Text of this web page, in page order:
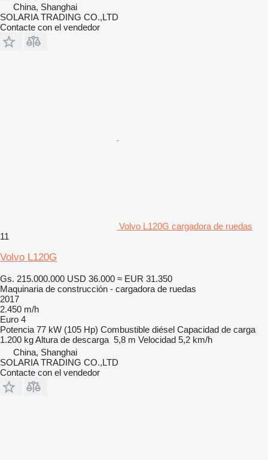
China, Shanghai
SOLARIA TRADING CO.,LTD
Contacte con el vendedor
Volvo L120G cargadora de ruedas
11
Volvo L120G
Gs. 215.000.000 USD 36.000 ≈ EUR 31.350
Maquinaria de construcción - cargadora de ruedas
2017
2.450 m/h
Euro 4
Potencia 77 kW (105 Hp) Combustible diésel Capacidad de carga
1.200 kgAltura de descarga 5,8 m Velocidad 5,2 km/h
China, Shanghai
SOLARIA TRADING CO.,LTD
Contacte con el vendedor